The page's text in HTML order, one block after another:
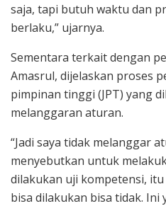
saja, tapi butuh waktu dan
berlaku,” ujarnya.
Sementara terkait dengan
Amasrul, dijelaskan proses
pimpinan tinggi (JPT) yang
melanggaran aturan.
“Jadi saya tidak melanggar
menyebutkan untuk
dilakukan uji kompetensi,
bisa dilakukan bisa tidak. Ini